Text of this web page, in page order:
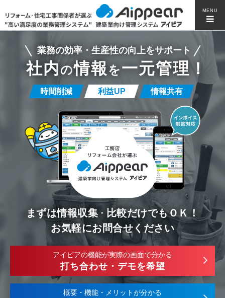
MENU
業務の効率・生産性の向上をサポート
社内の情報 を一元管理！
時間削減 利益UP 情報共有
まずは情報収集・ 比較だけでもＯＫ！
お気軽にお問合せください
アイピアの機能が実際の画面で分かる
打ち合わせ・デモを希望
概要・機能・メリットが分かる